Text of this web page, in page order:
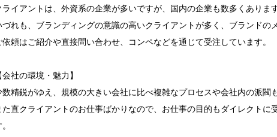
ライアントは、外資系の企業が多いですが、国内の企業も数多くありま
づれも、ブランディングの意識の高いクライアントが多く、ブランドの
依頼はご紹介や直接問い合わせ、コンペなどを通じて受注しています。
会社の環境・魅力】
数精鋭がゆえ、規模の大きい会社に比べ複雑なプロセスや会社内の派閥
た直クライアントのお仕事ばかりなので、お仕事の目的もダイレクト